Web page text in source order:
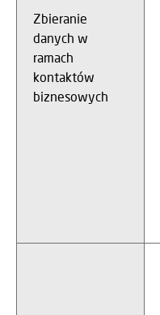
Zbieranie
danych w
ramach
kontaktów
biznesowych